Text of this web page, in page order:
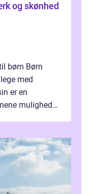
og skønhed
børn Børn
med
er en
mulighed